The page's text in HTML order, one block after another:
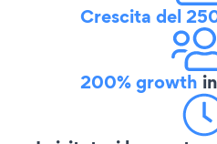
Crescita del
200% growth